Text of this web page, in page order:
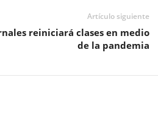
Artículo siguiente
reiniciará clases en medio
de la pandemia